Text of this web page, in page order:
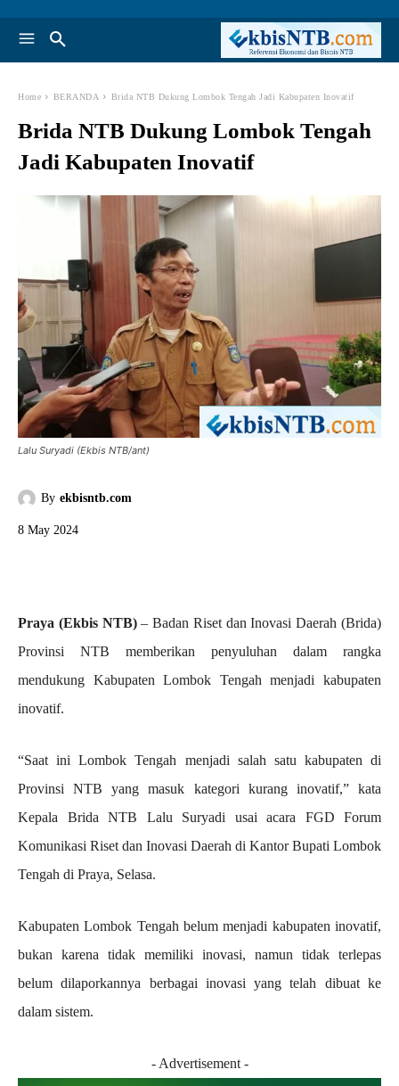
Home BERANDA Brida NTB Dukung Lombok Tengah Jadi Kabupaten Inovatif
Brida NTB Dukung Lombok Tengah
Jadi Kabupaten Inovatif
Lalu Suryadi (Ekbis NTB/ant)
By ekbisntb.com
8 May 2024
Praya (Ekbis NTB)– Badan Riset dan Inovasi Daerah (Brida)
Provinsi NTB memberikan penyuluhan dalam rangka
mendukung Kabupaten Lombok Tengah menjadi kabupaten
inovatif.
“Saat ini Lombok Tengah menjadi salah satu kabupaten di
Provinsi NTB yang masuk kategori kurang inovatif,” kata
Kepala Brida NTB Lalu Suryadi usai acara FGD Forum
Komunikasi Riset dan Inovasi Daerah di Kantor Bupati Lombok
Tengah di Praya, Selasa.
Kabupaten Lombok Tengah belum menjadi kabupaten inovatif,
bukan karena tidak memiliki inovasi, namun tidak terlepas
belum dilaporkannya berbagai inovasi yang telah dibuat ke
dalam sistem.
- Advertisement -